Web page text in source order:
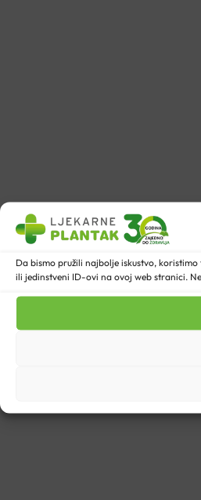
Da bismo pružili najbolje iskustvo,
ili jedinstveni ID-ovi na ovoj web stranici.